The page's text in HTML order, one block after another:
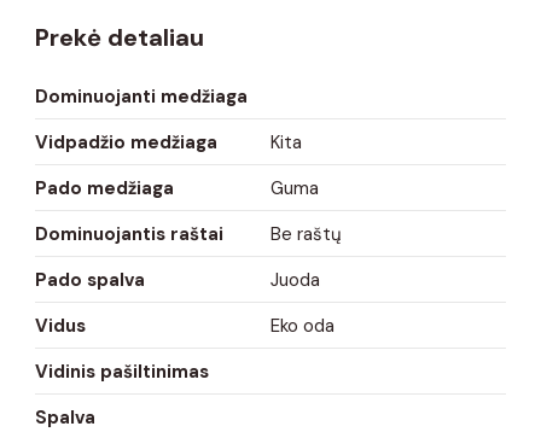
Prekė detaliau
Dominuojanti medžiaga
Vidpadžio medžiaga
Kita
Pado medžiaga
Guma
Dominuojantis raštai
Be raštų
Pado spalva
Juoda
Vidus
Eko oda
Vidinis pašiltinimas
Spalva